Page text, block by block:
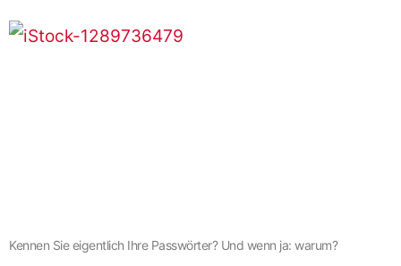
Kennen Sie eigentlich Ihre Passwörter? Und wenn ja: warum?